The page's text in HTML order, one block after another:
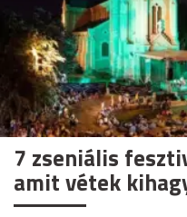
7 zseniális
amit vétek